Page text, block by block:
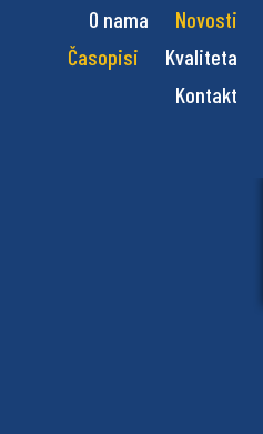
O nama
Novosti
Časopisi
Kvaliteta
Kontakt